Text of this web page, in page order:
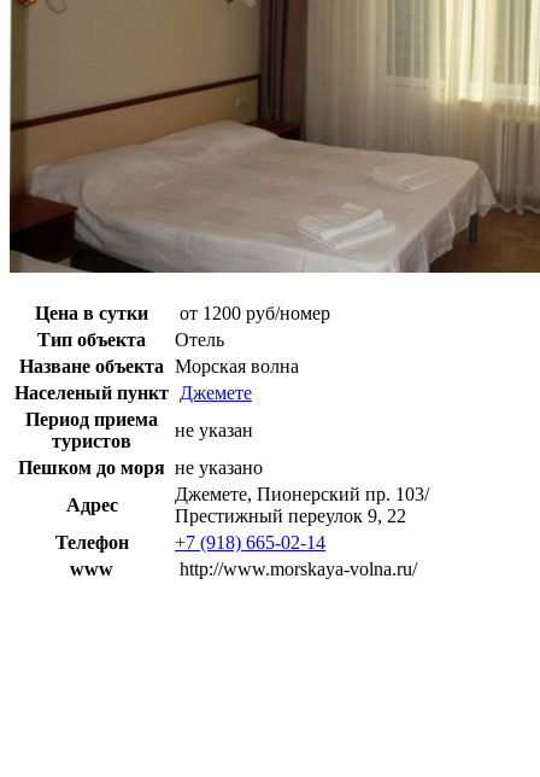
Цена в сутки
от 1200 руб/номер
Тип объекта
Отель
Назване объекта Морская волна
Населеный пункт Джемете
Период приема
туристов
не указан
Пешком до моря не указано
Адрес
Джемете, Пионерский пр. 103/
Престижный переулок 9, 22
Телефон
+7 (918) 665-02-14
www
http://www.morskaya-volna.ru/